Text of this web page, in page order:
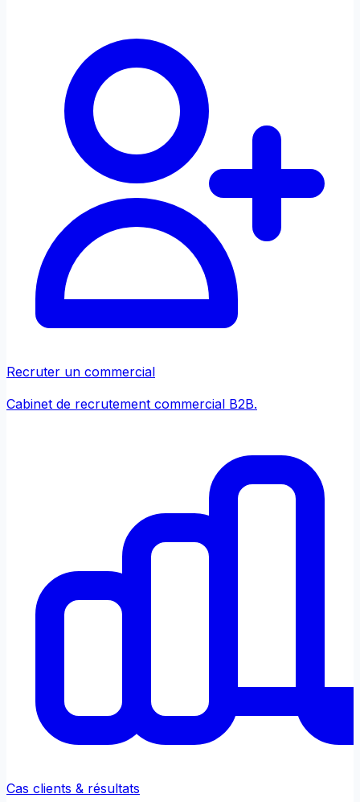
Recruter un commercial
Cabinet de recrutement commercial B2B.
Cas clients & résultats